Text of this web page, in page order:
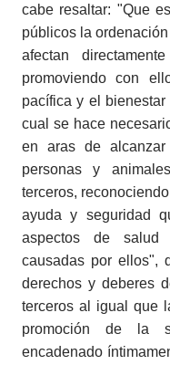
cabe resaltar: "Que
públicos la
afectan
promoviendo con
pacífica y el
cual se hace
en aras de alcanzar
personas y
terceros,
ayuda y seguridad
aspectos de salud
causadas por ellos",
derechos y deberes
terceros al igual que
promoción de la
encadenado